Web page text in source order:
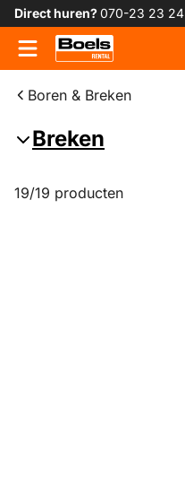
Direct huren?070-23 23 24
Boren & Breken
Breken
19/19 producten